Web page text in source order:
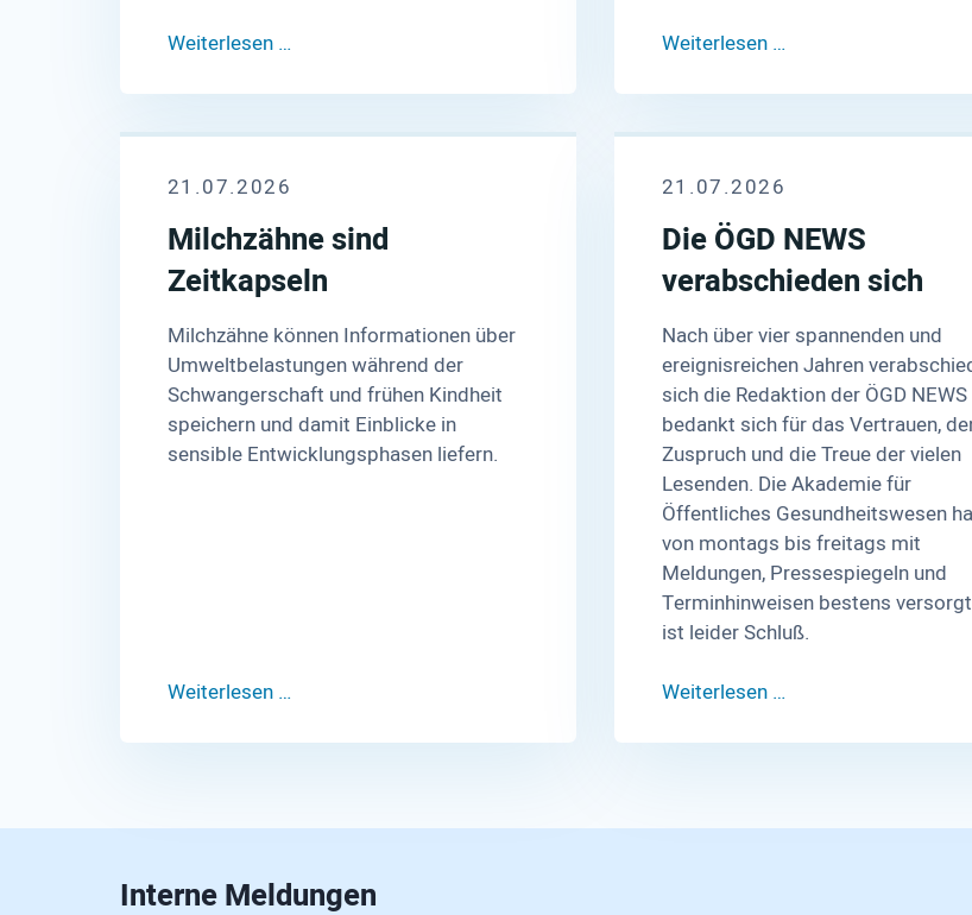
Weiterlesen …
Weiterlesen …
21.07.2026
Milchzähne sind
Zeitkapseln
Milchzähne können Informationen über
Umweltbelastungen während der
Schwangerschaft und frühen Kindheit
speichern und damit Einblicke in
sensible Entwicklungsphasen liefern.
Weiterlesen …
21.07.2026
Die ÖGD NEWS
verabschieden sich
Nach über vier spannenden und
ereignisreichen Jahren
sich die Redaktion der ÖGD
bedankt sich für das Vertrauen,
Zuspruch und die Treue der vielen
Lesenden. Die Akademie für
Öffentliches Gesundheitswesen
von montags bis freitags mit
Meldungen, Pressespiegeln und
Terminhinweisen bestens
ist leider Schluß.
Weiterlesen …
Interne Meldungen